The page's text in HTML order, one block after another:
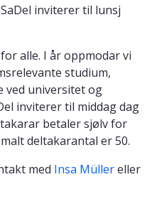
inviterer til lunsj
alle. I år oppmodar vi
studium,
ved universitet og
inviterer til middag dag
betaler sjølv for
deltakarantal er 50.
med Insa Müllereller